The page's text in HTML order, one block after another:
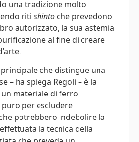
una tradizione molto
riti shinto che prevedono
autorizzato, la sua astemia
al fine di creare
che distingue una
– ha spiega Regoli – è la
materiale di ferro
per escludere
potrebbero indebolire la
la tecnica della